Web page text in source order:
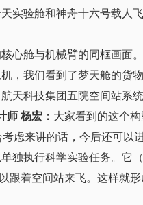
实验舱和神舟十六号载人
心舱与机械臂的同框画面
，我们看到了梦天舱的货
天科技集团五院空间站系
师 杨宏： 大家看到的这个
虑来讲的话，今后还可以
独执行科学实验任务。它
跟着空间站来飞。这样就